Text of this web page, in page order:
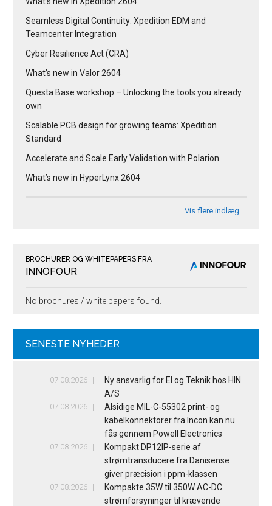
Seamless Digital Continuity: Xpedition EDM and
Teamcenter Integration
Cyber Resilience Act (CRA)
What’s new in Valor 2604
Questa Base workshop – Unlocking the tools you already
own
Scalable PCB design for growing teams: Xpedition
Standard
Accelerate and Scale Early Validation with Polarion
What’s new in HyperLynx 2604
Vis flere indlæg …
BROCHURER OG WHITEPAPERS FRA
INNOFOUR
No brochures / white papers found.
SENESTE NYHEDER
07.08.2026
Ny ansvarlig for El og Teknik hos HIN
A/S
07.08.2026
Alsidige MIL-C-55302 print- og
kabelkonnektorer fra Incon kan nu
fås gennem Powell Electronics
07.08.2026
Kompakt DP12IP-serie af
strømtransducere fra Danisense
giver præcision i ppm-klassen
07.08.2026
Kompakte 35W til 350W AC-DC
strømforsyninger til krævende